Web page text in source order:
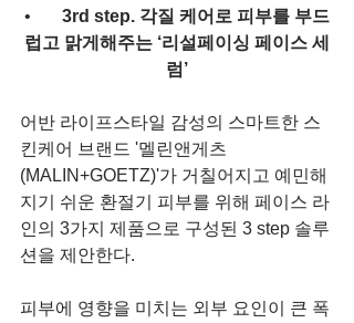
• 3rd step. 각질 케어로 피부를 부드
럽고 맑게해주는 ‘리설페이싱 페이스 세
럼’
어반 라이프스타일 감성의 스마트한 스
킨케어 브랜드 '멜린앤게츠
(MALIN+GOETZ)'가 거칠어지고 예민해
지기 쉬운 환절기 피부를 위해 페이스 라
인의 3가지 제품으로 구성된 3 step 솔루
션을 제안한다.
피부에 영향을 미치는 외부 요인이 큰 폭